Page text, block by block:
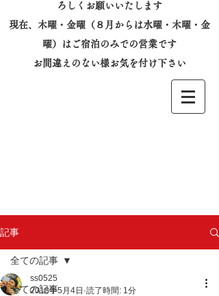
ろしくお願いいたします
​現在、木曜・金曜（８月からは水曜・木曜・金
曜）はご宿泊のみでの営業です
お間違えのない様お気を付け下さい
記事
全ての記事
全ての記事
ss0525
2018年5月4日 読了時間: 1分